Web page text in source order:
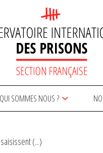
QUI SOMMES NOUS ?
(...)